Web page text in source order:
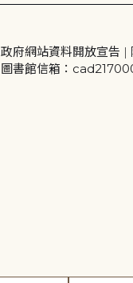
政府網站資料開放宣告 |
圖書館信箱：